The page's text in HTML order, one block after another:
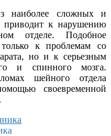
наиболее сложных и
приводит к нарушению
отделе. Подобное
к проблемам со
но и к серьезным
и спинного мозга.
шейного отдела
своевременной